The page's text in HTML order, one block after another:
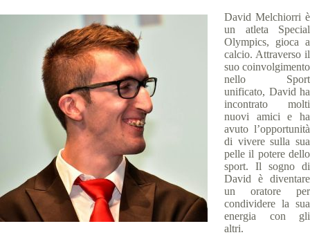
David Melchiorri è
un atleta Special
Olympics, gioca a
calcio. Attraverso il
suo coinvolgimento
nello Sport
unificato, David ha
incontrato molti
nuovi amici e ha
avuto l’opportunità
di vivere sulla sua
pelle il potere dello
sport. Il sogno di
David è diventare
un oratore per
condividere la sua
energia con gli
altri.